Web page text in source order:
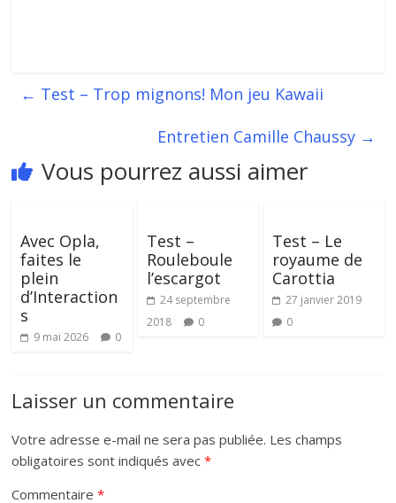
← Test – Trop mignons! Mon jeu Kawaii
Entretien Camille Chaussy →
Vous pourrez aussi aimer
Avec Opla,
faites le
plein
d’Interaction
s
9 mai 2026 0
Test –
Rouleboule
l’escargot
24 septembre
2018
0
Test – Le
royaume de
Carottia
27 janvier 2019
0
Laisser un commentaire
Votre adresse e-mail ne sera pas publiée. Les champs
obligatoires sont indiqués avec*
Commentaire*